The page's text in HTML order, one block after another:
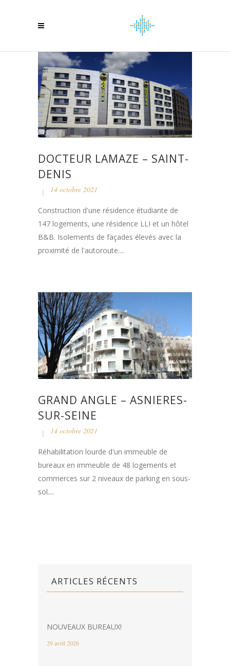
DOCTEUR LAMAZE – SAINT-
DENIS
14 octobre 2021
Construction d'une résidence étudiante de
147 logements, une résidence LLI et un hôtel
B&B. Isolements de façades élevés avec la
proximité de l'autoroute....
GRAND ANGLE – ASNIERES-
SUR-SEINE
14 octobre 2021
Réhabilitation lourde d'un immeuble de
bureaux en immeuble de 48 logements et
commerces sur 2 niveaux de parking en sous-
sol....
ARTICLES RÉCENTS
NOUVEAUX BUREAUX!
29 avril 2026